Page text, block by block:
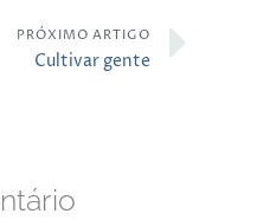
PRÓXIMO ARTIGO
Cultivar gente